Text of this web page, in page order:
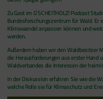
Zu Gast im G’SCHEITHOLZ! Podcast
Bundesforschungszentrum für Wald.
Klimawandel anpassen können und
werden.
Außerdem haben wir den Waldbesitzer
die Herausforderungen aus erster
Waldverbandes die Interessen der
In der Diskussion erfahren Sie wie die
welche Rolle sie für Klimaschutz und